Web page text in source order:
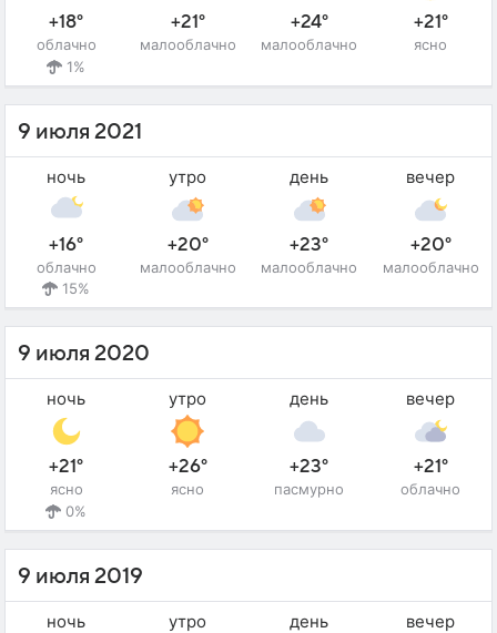
+18°
облачно
1%
+21°
малооблачно
+24°
малооблачно
+21°
ясно
9 июля 2021
ночь
+16°
облачно
15%
утро
+20°
малооблачно
день
+23°
малооблачно
вечер
+20°
малооблачно
9 июля 2020
ночь
+21°
ясно
0%
утро
+26°
ясно
день
+23°
пасмурно
вечер
+21°
облачно
9 июля 2019
ночь утро день вечер